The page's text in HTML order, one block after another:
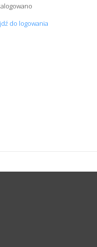
do logowania